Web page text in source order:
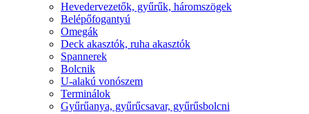
Hevedervezetők, gyűrűk, háromszögek
Belépőfogantyú
Omegák
Deck akasztók, ruha akasztók
Spannerek
Bolcnik
U-alakú vonószem
Terminálok
Gyűrűanya, gyűrűcsavar, gyűrűsbolcni